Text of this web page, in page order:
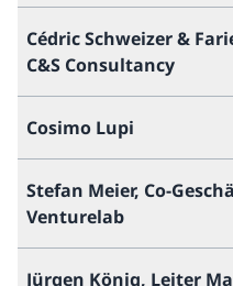
Cédric Schweizer &
C&S Consultancy
Cosimo Lupi
Stefan Meier, Co-
Venturelab
Jürgen König, Leiter